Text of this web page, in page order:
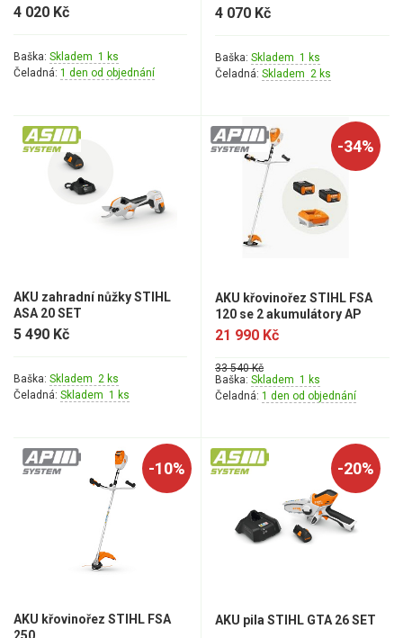
4 020 Kč
Baška: Skladem 1 ks
Čeladná: 1 den od objednání
4 070 Kč
Baška: Skladem 1 ks
Čeladná: Skladem 2 ks
AKU zahradní nůžky STIHL
ASA 20 SET
5 490 Kč
Baška: Skladem 2 ks
Čeladná: Skladem 1 ks
-34%
AKU křovinořez STIHL FSA
120 se 2 akumulátory AP
300S a nabíječkou AL 301
21 990 Kč
33 540 Kč
Baška: Skladem 1 ks
Čeladná: 1 den od objednání
-10%
AKU křovinořez STIHL FSA
-20%
AKU pila STIHL GTA 26 SET